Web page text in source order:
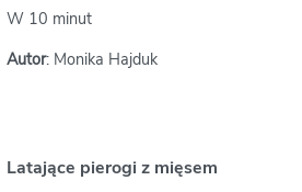
W 10 minut
Autor: Monika Hajduk
Latające pierogi z mięsem